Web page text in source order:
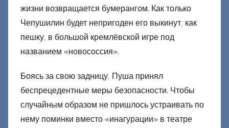
жизни возвращается бумерангом. Как только
Чепушилин будет непригоден его выкинут, как
пешку, в большой кремлёвской игре под
названием «новососсия».
Боясь за свою задницу, Пуша принял
беспрецедентные меры безопасности. Чтобы
случайным образом не пришлось устраивать по
нему поминки вместо «инагурации» в театре